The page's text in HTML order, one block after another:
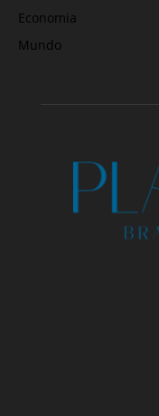
Economia
Mundo